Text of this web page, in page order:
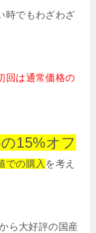
時でもわざわざ
回は通常価格の
15%オフ
での購入 を考え
ら大好評の国産